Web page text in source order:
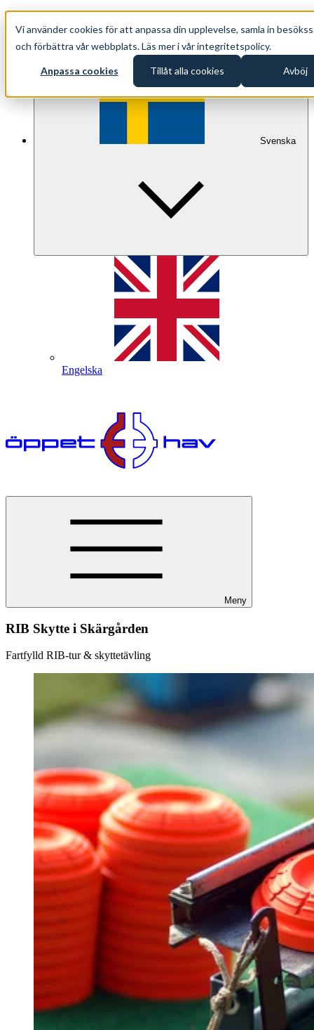
Vi använder cookies för att anpassa din upplevelse, samla in
och förbättra vår webbplats. Läs mer i vår integritetspolicy.
Anpassa cookies Tillåt alla cookies Avböj
info@oppethav.se
Svenska
Engelska
Meny
RIB Skytte i Skärgården
Fartfylld RIB-tur & skyttetävling